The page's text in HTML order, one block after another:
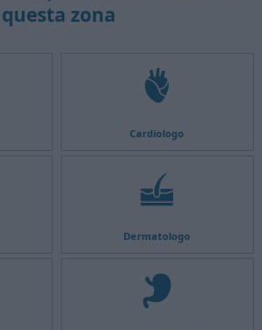
questa zona
Cardiologo
Dermatologo